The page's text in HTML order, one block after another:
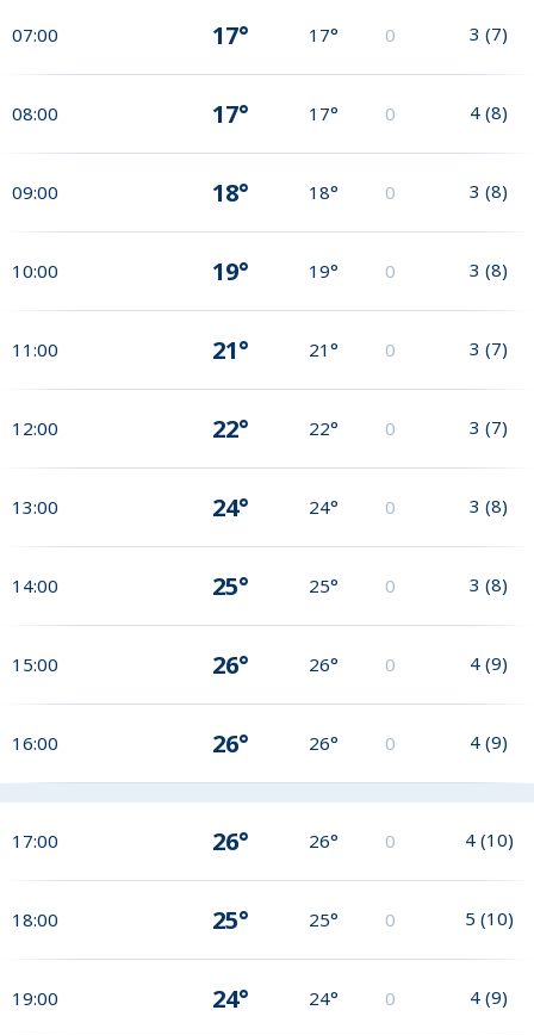
07:00 17° 17° 0 3 (7)
08:00 17° 17° 0 4 (8)
09:00 18° 18° 0 3 (8)
10:00 19° 19° 0 3 (8)
11:00 21° 21° 0 3 (7)
12:00 22° 22° 0 3 (7)
13:00 24° 24° 0 3 (8)
14:00 25° 25° 0 3 (8)
15:00 26° 26° 0 4 (9)
16:00 26° 26° 0 4 (9)
17:00 26° 26° 0 4 (10)
18:00 25° 25° 0 5 (10)
19:00 24° 24° 0 4 (9)